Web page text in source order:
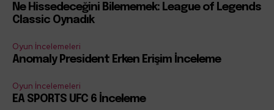
Ne Hissedeceğini Bilememek: League of Legends
Classic Oynadık
Oyun İncelemeleri
Anomaly President Erken Erişim İnceleme
Oyun İncelemeleri
EA SPORTS UFC 6 İnceleme